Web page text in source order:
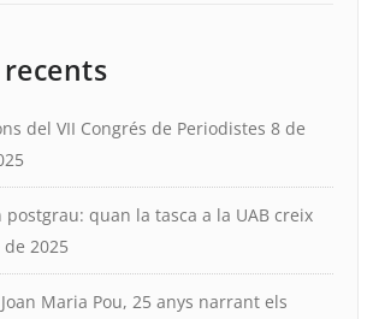
del VII Congrés de Periodistes 8 de
postgrau: quan la tasca a la UAB creix
2025
Maria Pou, 25 anys narrant els